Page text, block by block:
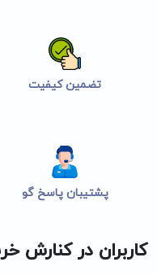
تضمین کیفیت
پشتیبان پاسخ گو
کاربران در کنارش